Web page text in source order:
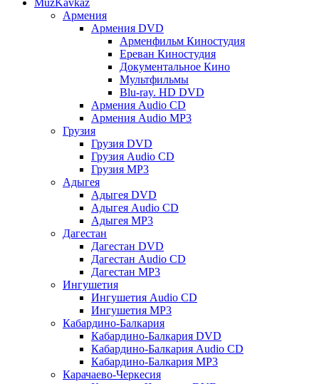
MuzKavkaz
Армения
Армения DVD
Арменфильм Киностудия
Ереван Киностудия
Документальное Кино
Мультфильмы
Blu-ray. HD DVD
Армения Audio CD
Армения Audio MP3
Грузия
Грузия DVD
Грузия Audio CD
Грузия MP3
Адыгея
Адыгея DVD
Адыгея Audio CD
Адыгея MP3
Дагестан
Дагестан DVD
Дагестан Audio CD
Дагестан MP3
Ингушетия
Ингушетия Audio CD
Ингушетия MP3
Кабардино-Балкария
Кабардино-Балкария DVD
Кабардино-Балкария Audio CD
Кабардино-Балкария MP3
Карачаево-Черкесия